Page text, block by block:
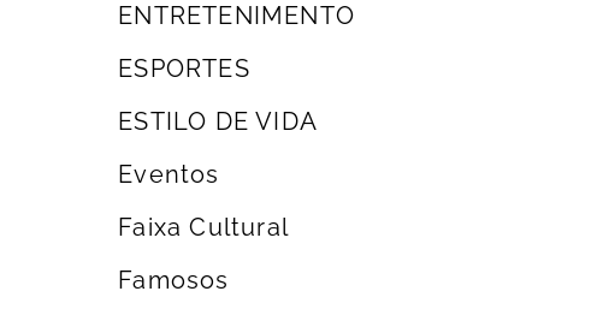
ENTRETENIMENTO
ESPORTES
ESTILO DE VIDA
Eventos
Faixa Cultural
Famosos